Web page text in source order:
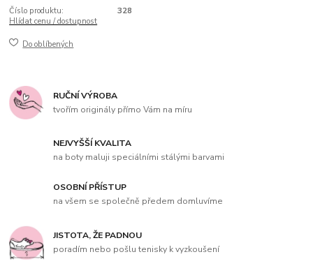
Číslo produktu:
328
Hlídat cenu / dostupnost
Do oblíbených
RUČNÍ VÝROBA
tvořím originály přímo Vám na míru
NEJVYŠŠÍ KVALITA
na boty maluji speciálními stálými barvami
OSOBNÍ PŘÍSTUP
na všem se společně předem domluvíme
JISTOTA, ŽE PADNOU
poradím nebo pošlu tenisky k vyzkoušení